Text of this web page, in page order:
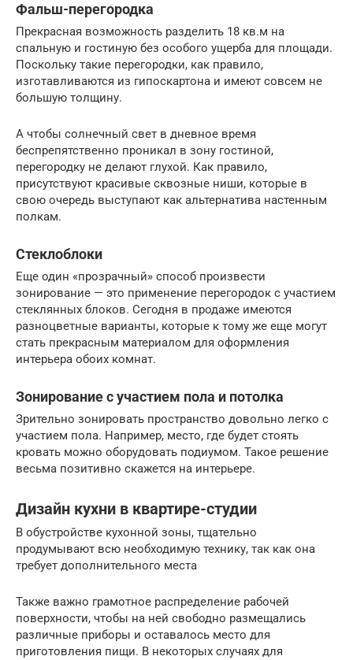
Фальш-перегородка
Прекрасная возможность разделить 18 кв.м на
спальную и гостиную без особого ущерба для площади.
Поскольку такие перегородки, как правило,
изготавливаются из гипоскартона и имеют совсем не
большую толщину.
А чтобы солнечный свет в дневное время
беспрепятственно проникал в зону гостиной,
перегородку не делают глухой. Как правило,
присутствуют красивые сквозные ниши, которые в
свою очередь выступают как альтернатива настенным
полкам.
Стеклоблоки
Еще один «прозрачный» способ произвести
зонирование — это применение перегородок с участием
стеклянных блоков. Сегодня в продаже имеются
разноцветные варианты, которые к тому же еще могут
стать прекрасным материалом для оформления
интерьера обоих комнат.
Зонирование с участием пола и потолка
Зрительно зонировать пространство довольно легко с
участием пола. Например, место, где будет стоять
кровать можно оборудовать подиумом. Такое решение
весьма позитивно скажется на интерьере.
Дизайн кухни в квартире-студии
В обустройстве кухонной зоны, тщательно
продумывают всю необходимую технику, так как она
требует дополнительного места
Также важно грамотное распределение рабочей
поверхности, чтобы на ней свободно размещались
различные приборы и оставалось место для
приготовления пищи. В некоторых случаях для